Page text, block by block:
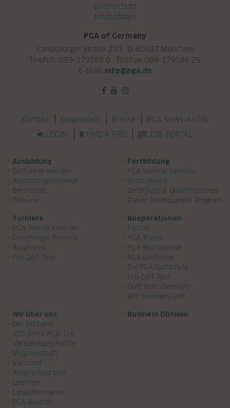
Datenschutz
Mediadaten
PGA of Germany
Landsberger Straße 290 . D-80687 München
Telefon: 089-179588 0 . Telefax: 089-179588 29
E-Mail: info@pga.de
Navigation überspringen
Kontakt Downloads Presse
PGA News-Archiv
LOGIN
FIND A PRO JOB-PORTAL
Navigation überspringen
Ausbildung
Golflehrer werden
Ausbildungsstruktur
Berufsfeld
Termine
Fortbildung
PGA Seminarkalender
Graduierung
Zertifikate & Qualifikationen
Player Development Program
Turniere
PGA Turnierkalender
Genehmigte ProAms
Ranglisten
Pro Golf Tour
Kooperationen
Partner
PGA Travel
PGA Stützpunkte
PGA Golfklinik
Die PGA Golfschule
Pro Golf Tour
Golf Team Germany
Wir bewegen Golf
Wir über uns
Der Verband
100 Jahre PGA: Die
Verbandsgeschichte
Mitgliedschaft
Vorstand
Ansprechpartner
Gremien
Landesverbände
PGA Awards
Business Division